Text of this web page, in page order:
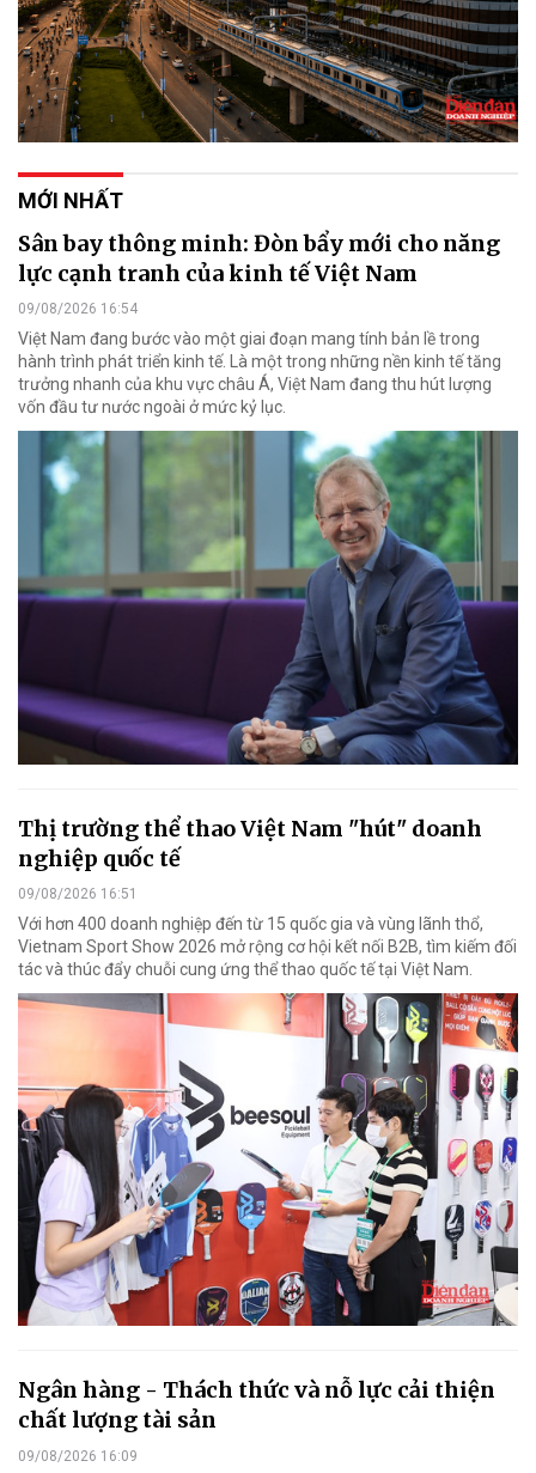
MỚI NHẤT
Sân bay thông minh: Đòn bẩy mới cho năng
lực cạnh tranh của kinh tế Việt Nam
09/08/2026 16:54
Việt Nam đang bước vào một giai đoạn mang tính bản lề trong
hành trình phát triển kinh tế. Là một trong những nền kinh tế tăng
trưởng nhanh của khu vực châu Á, Việt Nam đang thu hút lượng
vốn đầu tư nước ngoài ở mức kỷ lục.
Thị trường thể thao Việt Nam "hút" doanh
nghiệp quốc tế
09/08/2026 16:51
Với hơn 400 doanh nghiệp đến từ 15 quốc gia và vùng lãnh thổ,
Vietnam Sport Show 2026 mở rộng cơ hội kết nối B2B, tìm kiếm đối
tác và thúc đẩy chuỗi cung ứng thể thao quốc tế tại Việt Nam.
Ngân hàng - Thách thức và nỗ lực cải thiện
chất lượng tài sản
09/08/2026 16:09